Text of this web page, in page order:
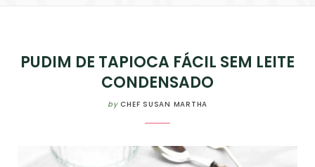
PUDIM DE TAPIOCA FÁCIL SEM LEITE
CONDENSADO
by CHEF SUSAN MARTHA